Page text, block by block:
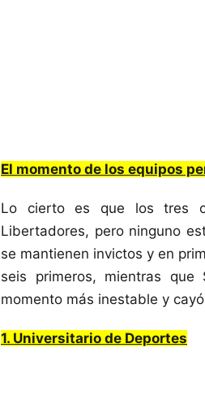
El momento de los equipos
Lo cierto es que los tres
Libertadores, pero ninguno
se mantienen invictos y en
seis primeros, mientras
momento más inestable y
1. Universitario de Deportes